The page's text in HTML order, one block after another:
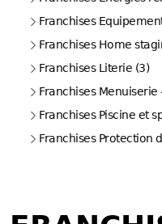
Franchises
Franchises Home
Franchises Literie (3)
Franchises Menuiserie
Franchises Piscine et
Franchises Protection